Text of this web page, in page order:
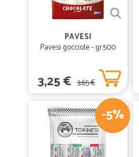
PAVESI
Pavesi gocciole - gr.500
3,25 € 3,65 €
-5%